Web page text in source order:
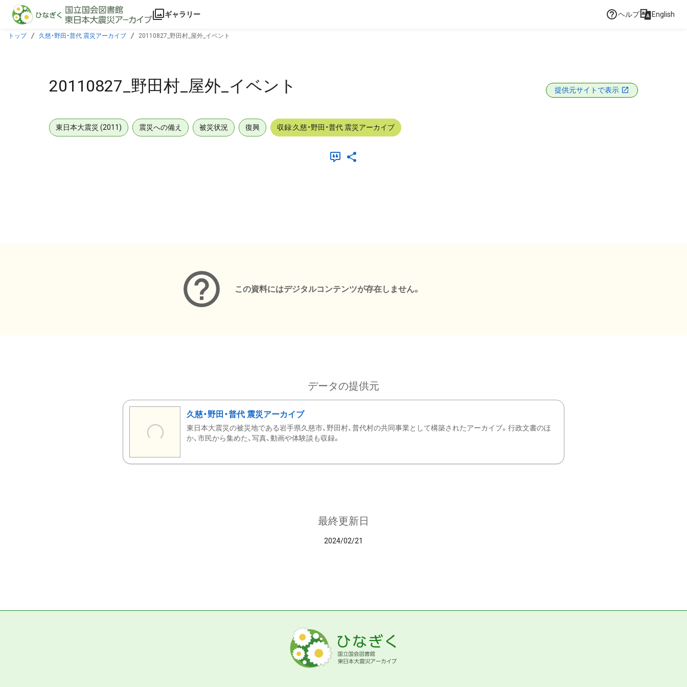
本文に飛ぶ
ギャラリー ヘルプ English
トップ 久慈・野田・普代 震災アーカイブ 20110827_野田村_屋外_イベント
20110827_野田村_屋外_イベント 提供元サイトで表示
東日本大震災 (2011) 震災への備え 被災状況 復興 収録:久慈・野田・普代 震災アーカイブ
この資料にはデジタルコンテンツが存在しません。
データの提供元
久慈・野田・普代 震災アーカイブ
東日本大震災の被災地である岩手県久慈市、野田村、普代村の共同事業として構築されたアーカイブ。行政文書のほ
か、市民から集めた、写真、動画や体験談も収録。
最終更新日
2024/02/21